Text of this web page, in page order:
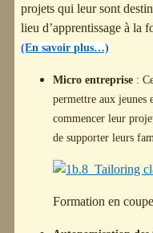
projets qui leur sont
lieu d’apprentissage à la
(En savoir plus…)
Micro entreprise :
permettre aux jeunes
commencer leur
de supporter leurs
Formation en